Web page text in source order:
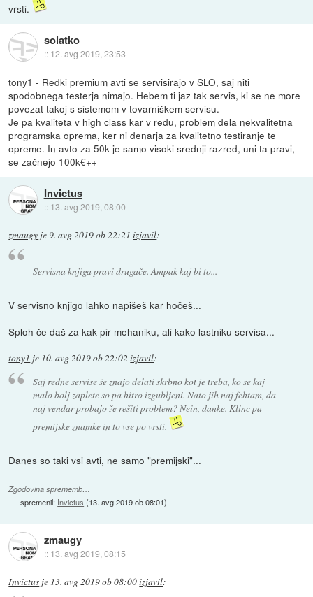
vrsti.
solatko
:: 12. avg 2019, 23:53
tony1 - Redki premium avti se servisirajo v SLO, saj niti
spodobnega testerja nimajo. Hebem ti jaz tak servis, ki se ne more
povezat takoj s sistemom v tovarniškem servisu.
Je pa kvaliteta v high class kar v redu, problem dela nekvalitetna
programska oprema, ker ni denarja za kvalitetno testiranje te
opreme. In avto za 50k je samo visoki srednji razred, uni ta pravi,
se začnejo 100k€++
Invictus
:: 13. avg 2019, 08:00
zmaugy je9. avg 2019 ob 22:21 izjavil:
Servisna knjiga pravi drugače. Ampak kaj bi to...
V servisno knjigo lahko napišeš kar hočeš...
Sploh če daš za kak pir mehaniku, ali kako lastniku servisa...
tony1 je 10. avg 2019 ob 22:02 izjavil:
Saj redne servise še znajo delati skrbno kot je treba, ko se kaj
malo bolj zaplete so pa hitro izgubljeni. Nato jih naj fehtam, da
naj vendar probajo že rešiti problem? Nein, danke. Klinc pa
premijske znamke in to vse po vrsti.
Danes so taki vsi avti, ne samo "premijski"...
Zgodovina sprememb…
spremenil: Invictus (13. avg 2019 ob 08:01)
zmaugy
:: 13. avg 2019, 08:15
Invictus je 13. avg 2019 ob 08:00izjavil: